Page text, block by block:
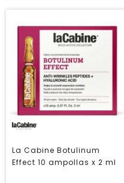
La Cabine Botulinum
Effect 10 ampollas x 2 ml